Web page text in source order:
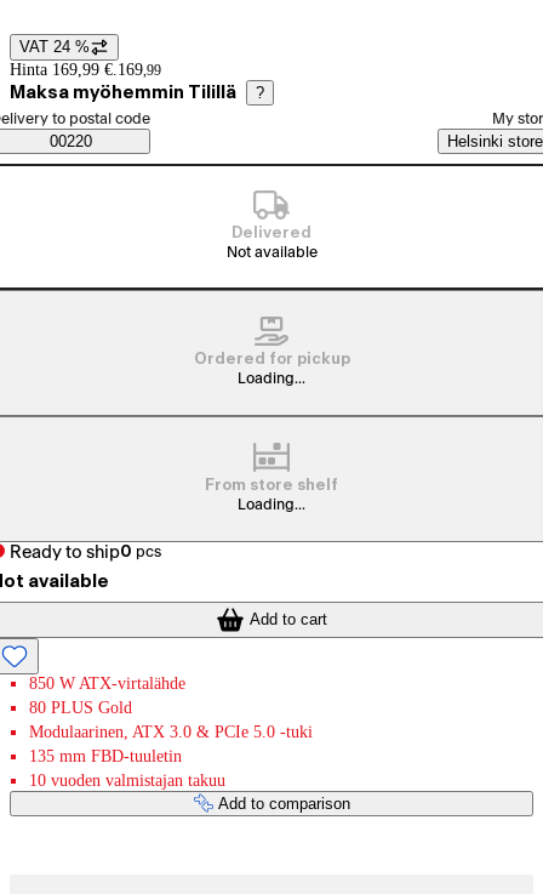
Price details
VAT 24 %
Hinta 169,99 €. 169,99
Maksa myöhemmin Tilillä ?
Saatavuustiedot
order method
to postal code
00220
My
Helsinki store
Delivered
Not available
Ordered for pickup
Loading...
From store shelf
Loading...
Ready to ship0 pcs
available
Add to cart
850 W ATX-virtalähde
80 PLUS Gold
Modulaarinen, ATX 3.0 & PCIe 5.0 -tuki
135 mm FBD-tuuletin
10 vuoden valmistajan takuu
Add to comparison